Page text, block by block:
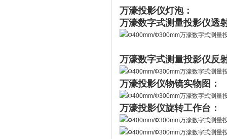
万濠投影仪灯泡：
万濠数字式测量投影仪透
万濠数字式测量投影仪反
万濠投影仪物镜实物图：
万濠投影仪旋转工作台：